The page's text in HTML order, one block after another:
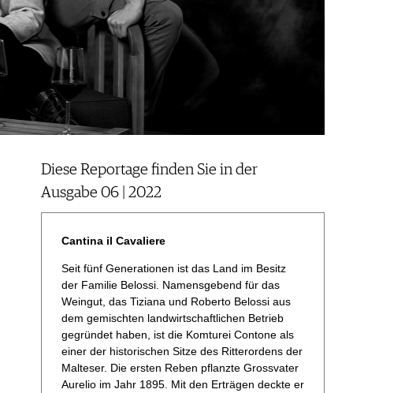
Diese Reportage finden Sie in der
Ausgabe 06 | 2022
Cantina il Cavaliere
Seit fünf Generationen ist das Land im Besitz
der Familie Belossi. Namensgebend für das
Weingut, das Tiziana und Roberto Belossi aus
dem gemischten landwirtschaftlichen Betrieb
gegründet haben, ist die Komturei Contone als
einer der historischen Sitze des Ritterordens der
Malteser. Die ersten Reben pflanzte Grossvater
Aurelio im Jahr 1895. Mit den Erträgen deckte er